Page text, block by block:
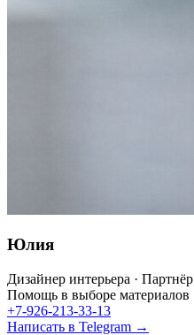
Юлия
Дизайнер интерьера · Партнёр
Помощь в выборе материалов
+7-926-213-33-13
Написать в Telegram →